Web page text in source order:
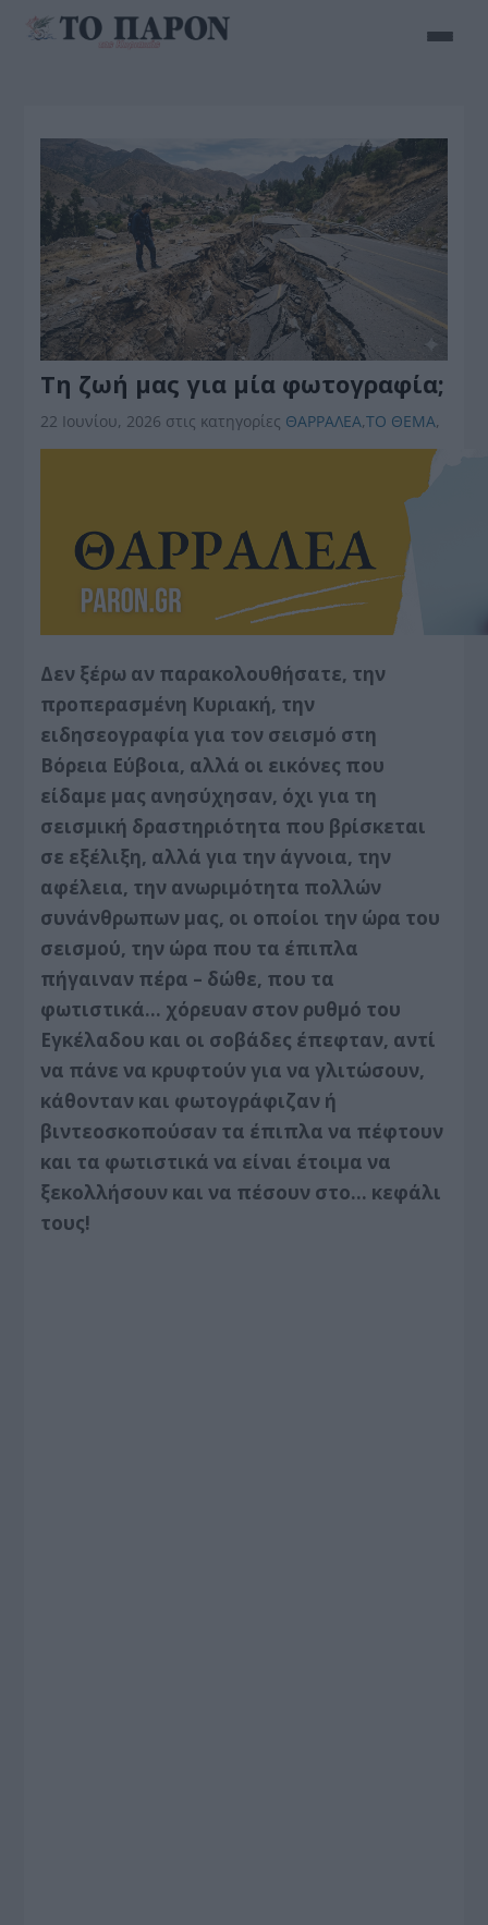
Τη ζωή μας για μία φωτογραφία;
22 Ιουνίου, 2026 στις κατηγορίες ΘΑΡΡΑΛΕΑ,ΤΟ ΘΕΜΑ,
Δεν ξέρω αν παρακολουθήσατε, την
προπερασμένη Κυριακή, την
ειδησεογραφία για τον σεισμό στη
Βόρεια Εύβοια, αλλά οι εικόνες που
είδαμε μας ανησύχησαν, όχι για τη
σεισμική δραστηριότητα που βρίσκεται
σε εξέλιξη, αλλά για την άγνοια, την
αφέλεια, την ανωριμότητα πολλών
συνάνθρωπων μας, οι οποίοι την ώρα του
σεισμού, την ώρα που τα έπιπλα
πήγαιναν πέρα – δώθε, που τα
φωτιστικά… χόρευαν στον ρυθμό του
Εγκέλαδου και οι σοβάδες έπεφταν, αντί
να πάνε να κρυφτούν για να γλιτώσουν,
κάθο­νταν και φωτογράφιζαν ή
βιντεοσκοπούσαν τα έπιπλα να πέφτουν
και τα φωτιστικά να είναι έτοιμα να
ξεκολλήσουν και να πέσουν στο… κεφάλι
τους!